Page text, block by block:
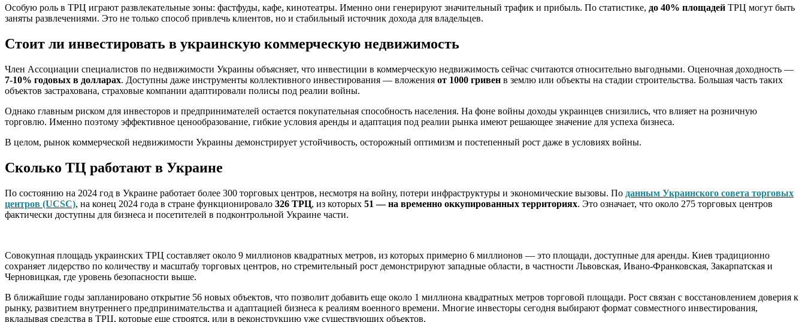
Особую роль в ТРЦ играют развлекательные зоны: фастфуды, кафе, кинотеатры. Именно они генерируют значительный трафик и прибыль. По статистике, до 40% площадей ТРЦ могут быть
заняты развлечениями. Это не только способ привлечь клиентов, но и стабильный источник дохода для владельцев.
Стоит ли инвестировать в украинскую коммерческую недвижимость
Член Ассоциации специалистов по недвижимости Украины объясняет, что инвестиции в коммерческую недвижимость сейчас считаются относительно выгодными. Оценочная доходность —
7-10% годовых в долларах. Доступны даже инструменты коллективного инвестирования — вложения от 1000 гривен в землю или объекты на стадии строительства. Большая часть таких
объектов застрахована, страховые компании адаптировали полисы под реалии войны.
Однако главным риском для инвесторов и предпринимателей остается покупательная способность населения. На фоне войны доходы украинцев снизились, что влияет на розничную
торговлю. Именно поэтому эффективное ценообразование, гибкие условия аренды и адаптация под реалии рынка имеют решающее значение для успеха бизнеса.
В целом, рынок коммерческой недвижимости Украины демонстрирует устойчивость, осторожный оптимизм и постепенный рост даже в условиях войны.
Сколько ТЦ работают в Украине
По состоянию на 2024 год в Украине работает более 300 торговых центров, несмотря на войну, потери инфраструктуры и экономические вызовы. По данным Украинского совета торговых
центров (UCSC), на конец 2024 года в стране функционировало 326 ТРЦ, из которых 51 — на временно оккупированных территориях. Это означает, что около 275 торговых центров
фактически доступны для бизнеса и посетителей в подконтрольной Украине части.
Совокупная площадь украинских ТРЦ составляет около 9 миллионов квадратных метров, из которых примерно 6 миллионов — это площади, доступные для аренды. Киев традиционно
сохраняет лидерство по количеству и масштабу торговых центров, но стремительный рост демонстрируют западные области, в частности Львовская, Ивано-Франковская, Закарпатская и
Черновицкая, где уровень безопасности выше.
В ближайшие годы запланировано открытие 56 новых объектов, что позволит добавить еще около 1 миллиона квадратных метров торговой площади. Рост связан с восстановлением доверия к
рынку, развитием внутреннего предпринимательства и адаптацией бизнеса к реалиям военного времени. Многие инвесторы сегодня выбирают формат совместного инвестирования,
вкладывая средства в ТРЦ, которые еще строятся, или в реконструкцию уже существующих объектов.